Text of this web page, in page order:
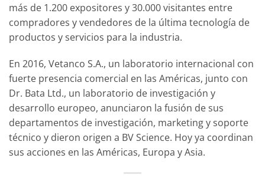
más de 1.200 expositores y 30.000 visitantes entre
compradores y vendedores de la última tecnología de
productos y servicios para la industria.
En 2016, Vetanco S.A., un laboratorio internacional con
fuerte presencia comercial en las Américas, junto con
Dr. Bata Ltd., un laboratorio de investigación y
desarrollo europeo, anunciaron la fusión de sus
departamentos de investigación, marketing y soporte
técnico y dieron origen a BV Science. Hoy ya coordinan
sus acciones en las Américas, Europa y Asia.